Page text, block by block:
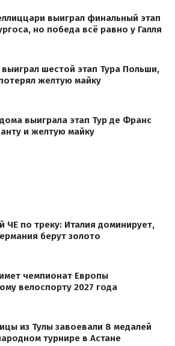
выиграл финальный этап
но победа всё равно у Галля
шестой этап Тура Польши,
желтую майку
выиграла этап Тур де Франс
и желтую майку
ЧЕ по треку: Италия доминирует,
берут золото
чемпионат Европы
велоспорту 2027 года
из Тулы завоевали 8 медалей
турнире в Астане